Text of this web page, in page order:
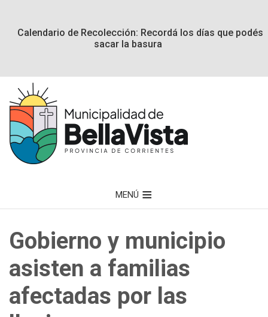
Calendario de Recolección: Recordá los días que podés
sacar la basura
MENÚ
Gobierno y municipio
asisten a familias
afectadas por las